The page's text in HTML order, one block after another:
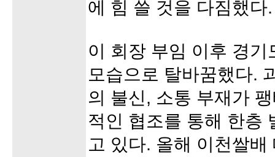
에 힘 쓸 것을 다짐했다.
이 회장 부임 이후 경
모습으로 탈바꿈했다.
의 불신, 소통 부재가
적인 협조를 통해 한층
고 있다. 올해 이천쌀